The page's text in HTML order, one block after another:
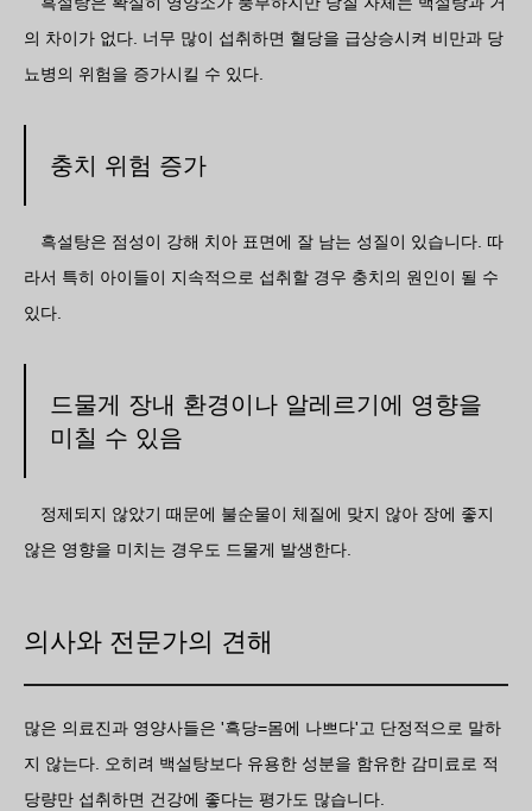
의 차이가 없다. 너무 많이 섭취하면 혈당을 급상승시켜 비만과 당
뇨병의 위험을 증가시킬 수 있다.
충치 위험 증가
흑설탕은 점성이 강해 치아 표면에 잘 남는 성질이 있습니다. 따
라서 특히 아이들이 지속적으로 섭취할 경우 충치의 원인이 될 수
있다.
드물게 장내 환경이나 알레르기에 영향을
미칠 수 있음
정제되지 않았기 때문에 불순물이 체질에 맞지 않아 장에 좋지
않은 영향을 미치는 경우도 드물게 발생한다.
의사와 전문가의 견해
많은 의료진과 영양사들은 '흑당=몸에 나쁘다'고 단정적으로 말하
지 않는다. 오히려 백설탕보다 유용한 성분을 함유한 감미료로 적
당량만 섭취하면 건강에 좋다는 평가도 많습니다.